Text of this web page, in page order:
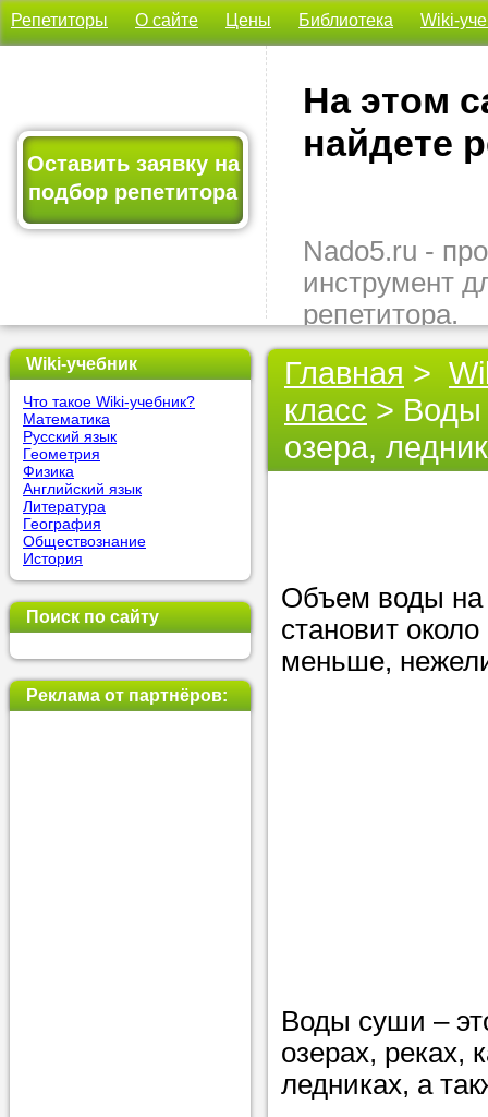
Репетиторы О сайте Цены Библиотека Wiki-
Оставить заявку на
подбор репетитора
На этом
найдете
Nado5.ru -
инструмент
репетитора.
Здесь вы
подходящего
быстро,
бесплатно.
пожелания.
Или найдите
нашей базе
вопросам
Задайте
Wiki-учебник
Что такое Wiki-учебник?
Математика
Русский язык
Геометрия
Физика
Английский язык
Литература
География
Обществознание
История
Поиск по сайту
Реклама от партнёров:
Главная >
класс > Воды
озера,
Объем воды на
становит
меньше,
Воды суши –
озерах, реках,
ледниках, а